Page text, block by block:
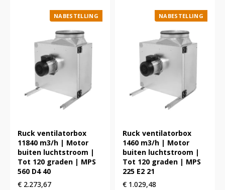
NABESTELLING
Ruck ventilatorbox
11840 m3/h | Motor
buiten luchtstroom |
Tot 120 graden | MPS
560 D4 40
€ 2.273,67
NABESTELLING
Ruck ventilatorbox
1460 m3/h | Motor
buiten luchtstroom |
Tot 120 graden | MPS
225 E2 21
€ 1.029,48